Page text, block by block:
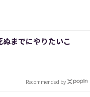
までにやりたいこ
Recommended by